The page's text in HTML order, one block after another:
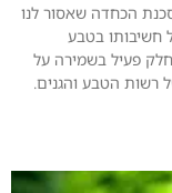
הכחדה שאסור לנו
חשיבותו בטבע
פעיל בשמירה על